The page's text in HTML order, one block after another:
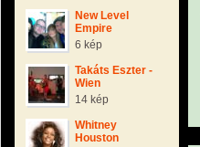
New Level
Empire
6 kép
Takáts Eszter -
Wien
14 kép
Whitney
Houston